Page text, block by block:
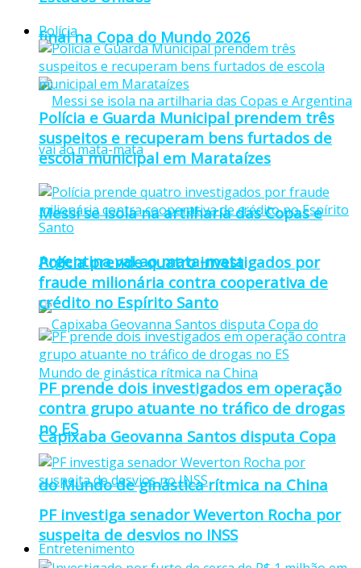
final na Copa do Mundo 2026
Messi se isola na artilharia das Copas e
Argentina vai ao mata-mata
Capixaba Geovanna Santos disputa Copa
do Mundo de ginástica rítmica na China
Entretenimento
Polícia
Polícia e Guarda Municipal prendem três
suspeitos e recuperam bens furtados de
escola municipal em Marataízes
Polícia prende quatro investigados por
fraude milionária contra cooperativa de
crédito no Espírito Santo
PF prende dois investigados em operação
contra grupo atuante no tráfico de drogas
no ES
PF investiga senador Weverton Rocha por
suspeita de desvios no INSS